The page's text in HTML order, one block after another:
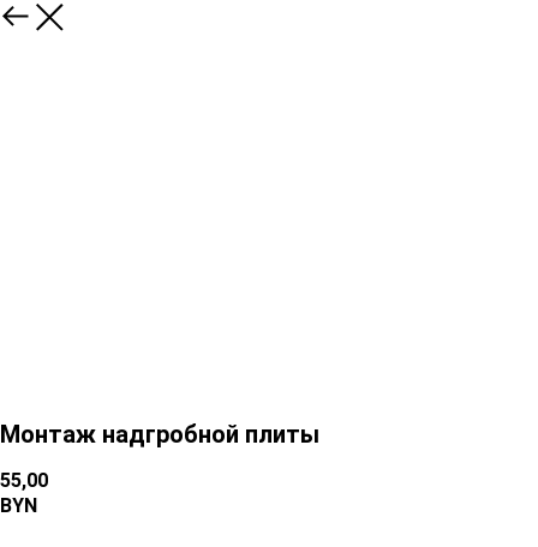
Монтаж надгробной плиты
55,00
BYN